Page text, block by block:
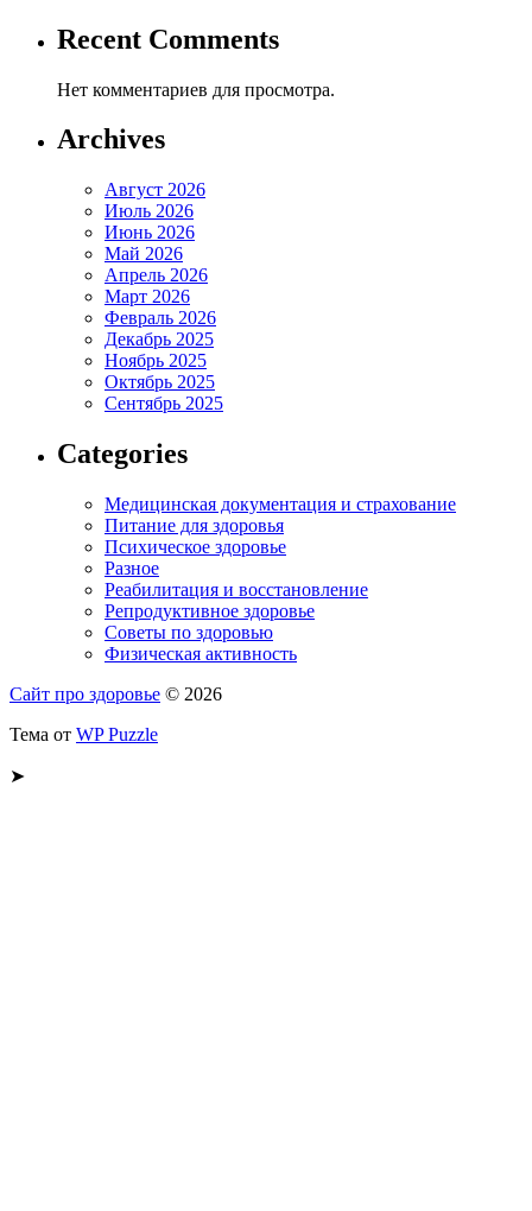
Recent Comments
Нет комментариев для просмотра.
Archives
Август 2026
Июль 2026
Июнь 2026
Май 2026
Апрель 2026
Март 2026
Февраль 2026
Декабрь 2025
Ноябрь 2025
Октябрь 2025
Сентябрь 2025
Categories
Медицинская документация и страхование
Питание для здоровья
Психическое здоровье
Разное
Реабилитация и восстановление
Репродуктивное здоровье
Советы по здоровью
Физическая активность
Сайт про здоровье © 2026
Тема от WP Puzzle
➤